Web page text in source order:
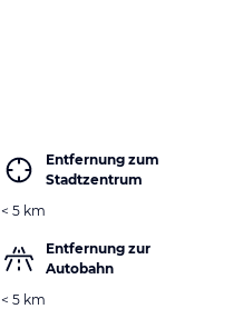
Entfernung zum
Stadtzentrum
< 5 km
Entfernung zur
Autobahn
< 5 km